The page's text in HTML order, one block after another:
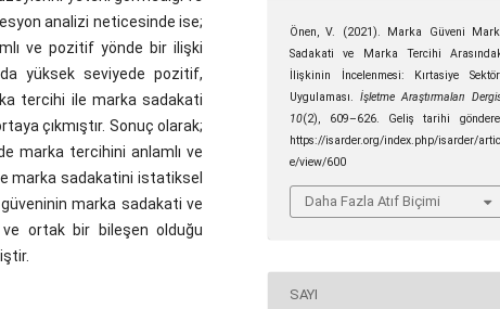
analizi neticesinde ise;
ve pozitif yönde bir ilişki
yüksek seviyede pozitif,
tercihi ile marka sadakati
çıkmıştır. Sonuç olarak;
marka tercihini anlamlı ve
marka sadakatini istatiksel
marka sadakati ve
ortak bir bileşen olduğu
Önen, V. (2021). Marka Güveni
Sadakati ve Marka Tercihi
İlişkinin İncelenmesi: Kırtasiye
Uygulaması.İşletme Araştırmaları
10(2), 609–626. Geliş tarihi
https://isarder.org/index.php/isarder/articl
e/view/600
Daha Fazla Atıf Biçimi
SAYI